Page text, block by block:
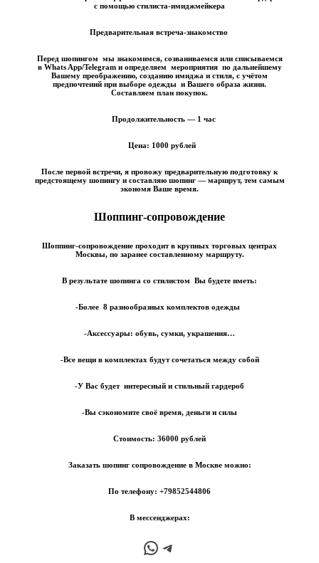
с помощью стилиста-имиджмейкера
Предварительная встреча-знакомство
Перед шопингом мы знакомимся, созваниваемся или списываемся
в Whats App/Telegram и определяем мероприятия по дальнейшему
Вашему преображению, созданию имиджа и стиля, с учётом
предпочтений при выборе одежды и Вашего образа жизни.
Составляем план покупок.
Продолжительность — 1 час
Цена: 1000 рублей
После первой встречи, я провожу предварительную подготовку к
предстоящему шопингу и составляю шопинг — маршрут, тем самым
экономя Ваше время.
Шоппинг-сопровождение
Шоппинг-сопровождение проходит в крупных торговых центрах
Москвы, по заранее составленному маршруту.
В результате шопинга со стилистом Вы будете иметь:
-Более 8 разнообразных комплектов одежды
-Аксессуары: обувь, сумки, украшения…
-Все вещи в комплектах будут сочетаться между собой
-У Вас будет интересный и стильный гардероб
-Вы сэкономите своё время, деньги и силы
Стоимость: 36000 рублей
Заказать шопинг сопровождение в Москве можно:
По телефону: +79852544806
В мессенджерах:
WhatsApp
Telegram